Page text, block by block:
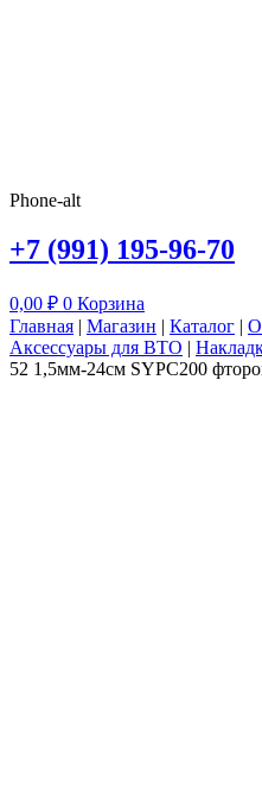
Phone-alt
+7 (991) 195-96-70
0,00 ₽ 0 Корзина
Главная | Магазин | Каталог |
Аксессуары для ВТО |
52 1,5мм-24см SYPC200